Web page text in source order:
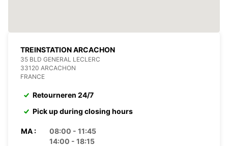
TREINSTATION ARCACHON
35 BLD GENERAL LECLERC
33120 ARCACHON
FRANCE
Retourneren 24/7
Pick up during closing hours
MA :
08:00 - 11:45
14:00 - 18:15